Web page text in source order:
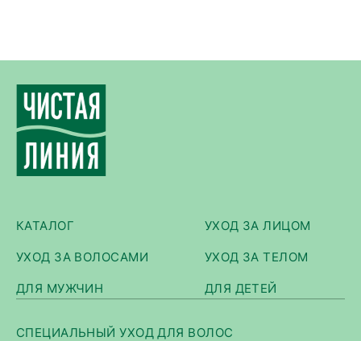
КАТАЛОГ УХОД ЗА ЛИЦОМ
УХОД ЗА ВОЛОСАМИ УХОД ЗА ТЕЛОМ
ДЛЯ МУЖЧИН ДЛЯ ДЕТЕЙ
СПЕЦИАЛЬНЫЙ УХОД ДЛЯ ВОЛОС